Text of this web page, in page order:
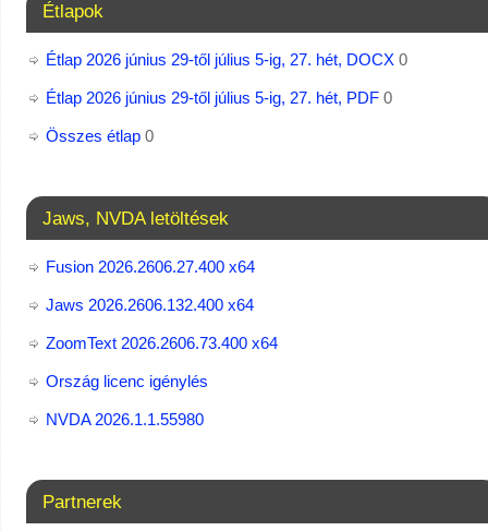
Étlapok
Étlap 2026 június 29-től július 5-ig, 27. hét, DOCX0
Étlap 2026 június 29-től július 5-ig, 27. hét, PDF0
Összes étlap0
Jaws, NVDA letöltések
Fusion 2026.2606.27.400 x64
Jaws 2026.2606.132.400 x64
ZoomText 2026.2606.73.400​ x64
Ország licenc igénylés
NVDA 2026.1.1.55980
Partnerek